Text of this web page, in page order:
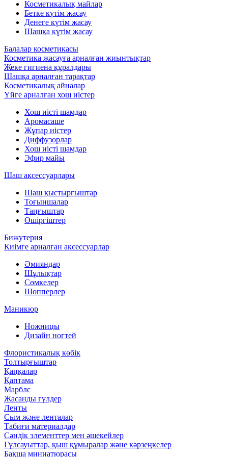
Косметикалық майлар
Бетке күтім жасау
Денеге күтім жасау
Шашқа күтім жасау
Балалар косметикасы
Косметика жасауға арналған жиынтықтар
Жеке гигиена құралдары
Шашқа арналған тарақтар
Косметикалық айналар
Үйге арналған хош иістер
Хош иісті шамдар
Аромасаше
Жұпар иістер
Диффузорлар
Хош иісті шамдар
Эфир майы
Шаш аксессуарлары
Шаш қыстырғыштар
Тоғыншалар
Таңғыштар
Өшіргіштер
Бижутерия
Киімге арналған аксессуарлар
Әмияндар
Шұлықтар
Сөмкелер
Шопперлер
Маникюр
Ножницы
Дизайн ногтей
Флористикалық көбік
Толтырғыштар
Қаңқалар
Қаптама
Марблс
Жасанды гүлдер
Ленты
Сым және ленталар
Табиғи материалдар
Сәндік элементтер мен әшекейлер
Гүлсауыттар, қыш құмыралар және кәрзеңкелер
Бақша миниатюрасы